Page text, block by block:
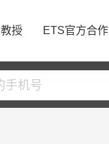
授 ETS官方合作